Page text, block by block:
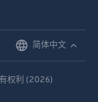
简体中文
权利 (2026)